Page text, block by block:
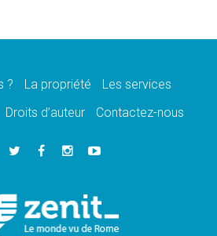
de l'amour sur la mort
l'empathie», le projet Triennal d'art
catholiques
2026, donner la parole aux religieuses
? La propriété
Les services
Droits d’auteur Contactez-nous